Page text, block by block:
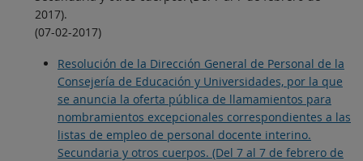
2017).
(07-02-2017)
Resolución de la Dirección General de Personal de la
Consejería de Educación y Universidades, por la que
se anuncia la oferta pública de llamamientos para
nombramientos excepcionales correspondientes a las
listas de empleo de personal docente interino.
Secundaria y otros cuerpos. (Del 7 al 7 de febrero de